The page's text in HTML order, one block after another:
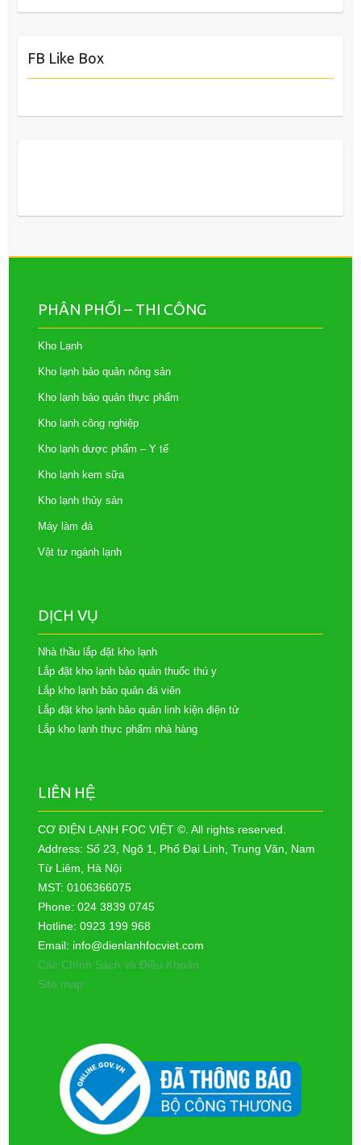
FB Like Box
PHÂN PHỐI – THI CÔNG
Kho Lạnh
Kho lạnh bảo quản nông sản
Kho lạnh bảo quản thực phẩm
Kho lạnh công nghiệp
Kho lạnh dược phẩm – Y tế
Kho lạnh kem sữa
Kho lạnh thủy sản
Máy làm đá
Vật tư ngành lạnh
DỊCH VỤ
Nhà thầu lắp đặt kho lạnh
Lắp đặt kho lạnh bảo quản thuốc thú y
Lắp kho lạnh bảo quản đá viên
Lắp đặt kho lạnh bảo quản linh kiện điện tử
Lắp kho lạnh thực phẩm nhà hàng
LIÊN HỆ
CƠ ĐIỆN LẠNH FOC VIỆT ©. All rights reserved.
Address: Số 23, Ngõ 1, Phố Đại Linh, Trung Văn, Nam
Từ Liêm, Hà Nội
MST: 0106366075
Phone: 024 3839 0745
Hotline: 0923 199 968
Email: info@dienlanhfocviet.com
Các Chính Sách và Điều Khoản
Site map